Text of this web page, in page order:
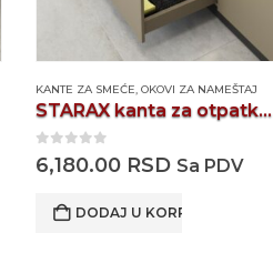
KANTE ZA SMEĆE, OKOVI ZA NAMEŠTAJ
STARAX kanta za otpatke S2534A
0out of 5
6,180.00 RSD Sa PDV
DODAJ U KORPU